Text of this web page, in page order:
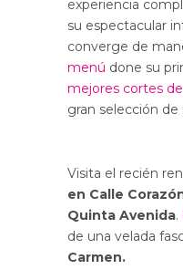
experiencia
su espectacular
converge de
menú done su
mejores cortes
gran selección
Visita el recién
en Calle
Quinta Avenida.
de una velada
Carmen.